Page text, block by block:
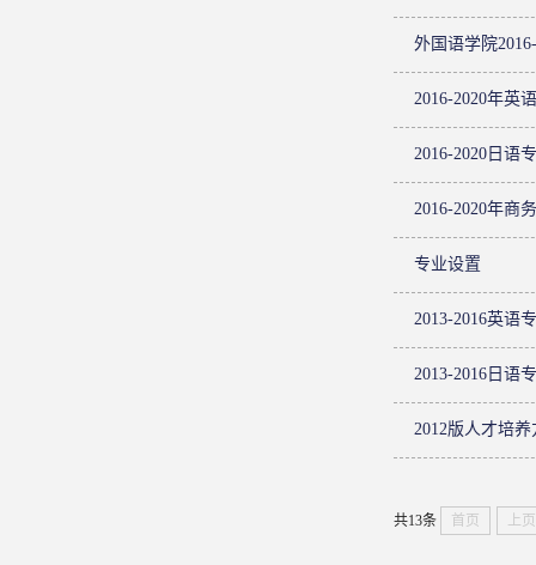
外国语学院
2016-2020年英
2016-2020日语
2016-2020年商
专业设置
2013-2016英语
2013-2016日语
2012版人才培养
共13条 首页 上页